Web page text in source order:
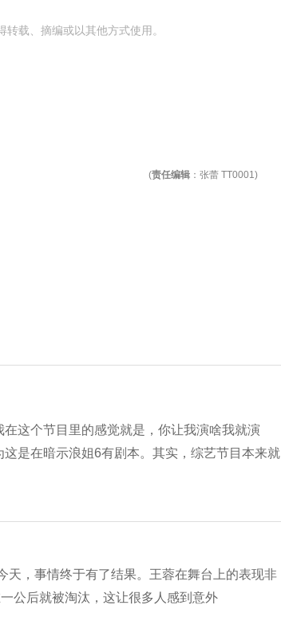
载、摘编或以其他方式使用。
(责任编辑 ：张蕾 TT0001)
这个节目里的感觉就是，你让我演啥我就演
是在暗示浪姐6有剧本。其实，综艺节目本来就
天，事情终于有了结果。王蓉在舞台上的表现非
公后就被淘汰，这让很多人感到意外